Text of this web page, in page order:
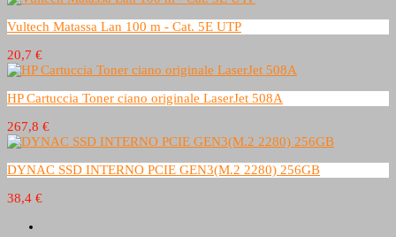
Vultech Matassa Lan 100 m - Cat. 5E UTP
20,7 €
HP Cartuccia Toner ciano originale LaserJet 508A
267,8 €
DYNAC SSD INTERNO PCIE GEN3(M.2 2280) 256GB
38,4 €